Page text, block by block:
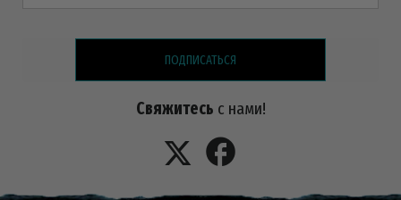
ПОДПИСАТЬСЯ
Свяжитесь с нами!